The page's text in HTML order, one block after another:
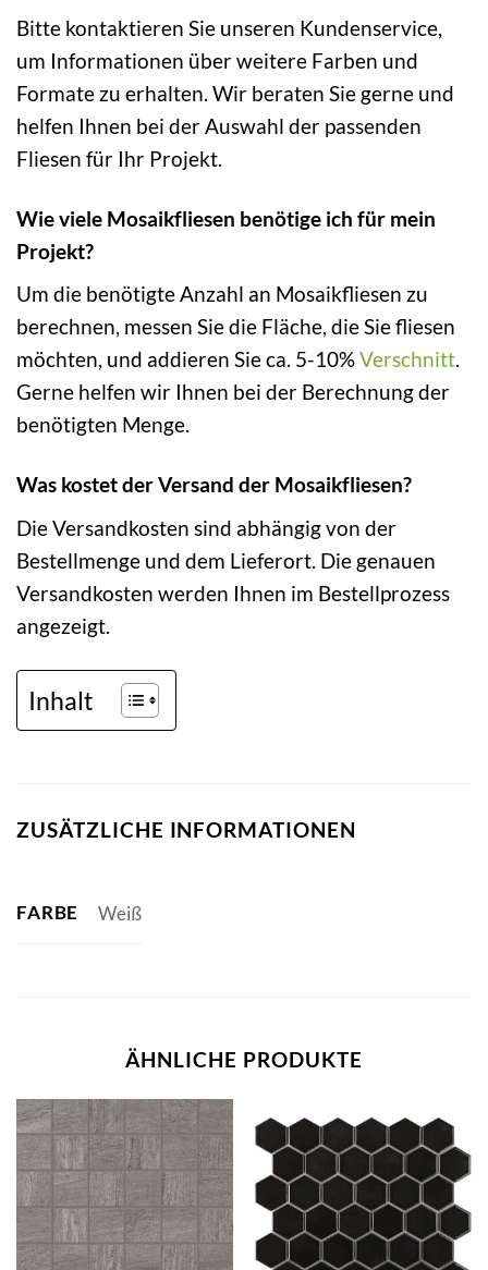
Bitte kontaktieren Sie unseren Kundenservice,
um Informationen über weitere Farben und
Formate zu erhalten. Wir beraten Sie gerne und
helfen Ihnen bei der Auswahl der passenden
Fliesen für Ihr Projekt.
Wie viele Mosaikfliesen benötige ich für mein
Projekt?
Um die benötigte Anzahl an Mosaikfliesen zu
berechnen, messen Sie die Fläche, die Sie fliesen
möchten, und addieren Sie ca. 5-10%Verschnitt.
Gerne helfen wir Ihnen bei der Berechnung der
benötigten Menge.
Was kostet der Versand der Mosaikfliesen?
Die Versandkosten sind abhängig von der
Bestellmenge und dem Lieferort. Die genauen
Versandkosten werden Ihnen im Bestellprozess
angezeigt.
Inhalt
ZUSÄTZLICHE INFORMATIONEN
FARBE Weiß
ÄHNLICHE PRODUKTE